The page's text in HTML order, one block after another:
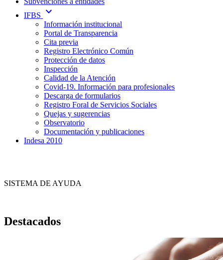
IFBS
expand_more
Información institucional
Portal de Transparencia
Cita previa
Registro Electrónico Común
Protección de datos
Inspección
Calidad de la Atención
Covid-19. Información para profesionales
Descarga de formularios
Registro Foral de Servicios Sociales
Quejas y sugerencias
Observatorio
Documentación y publicaciones
Indesa 2010
SISTEMA DE AYUDA
Destacados